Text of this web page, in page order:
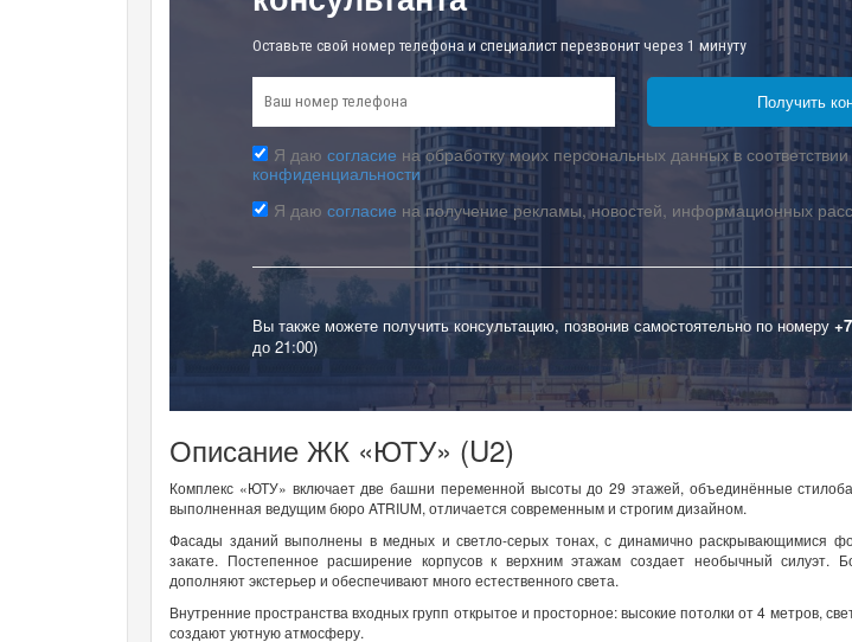
Оставьте свой номер телефона и специалист перезвонит через 1 минуту
Я даю согласие на обработку моих персональных данных в соответствии
конфиденциальности
Я даю согласие на получение рекламы, новостей, информационных
Вы также можете получить консультацию, позвонив самостоятельно по номеру
до 21:00)
Описание ЖК «ЮТУ» (U2)
Комплекс «ЮТУ» включает две башни переменной высоты до 29 этажей, объединённые
выполненная ведущим бюро ATRIUM, отличается современным и строгим дизайном.
Фасады зданий выполнены в медных и светло-серых тонах, с динамично раскрывающимися
закате. Постепенное расширение корпусов к верхним этажам создает необычный силуэт.
дополняют экстерьер и обеспечивают много естественного света.
Внутренние пространства входных групп открытое и просторное: высокие потолки от 4 метров,
создают уютную атмосферу.